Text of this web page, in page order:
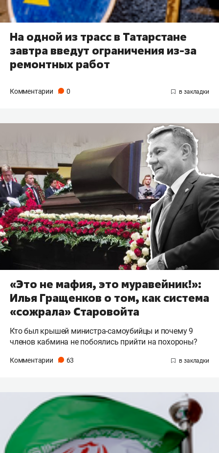
На одной из трасс в Татарстане
завтра введут ограничения из-за
ремонтных работ
Комментарии 0
«Это не мафия, это муравейник!»:
Илья Гращенков о том, как система
«сожрала» Старовойта
Кто был крышей министра-самоубийцы и почему 9
членов кабмина не побоялись прийти на похороны?
Комментарии 63